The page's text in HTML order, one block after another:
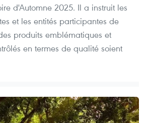
d'Automne 2025. Il a instruit les
et les entités participantes de
produits emblématiques et
en termes de qualité soient